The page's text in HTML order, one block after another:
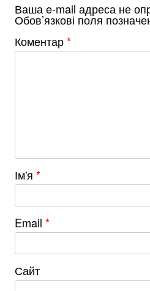
Ваша e-mail адреса не
Обов’язкові поля
Коментар*
Ім'я *
Email *
Сайт